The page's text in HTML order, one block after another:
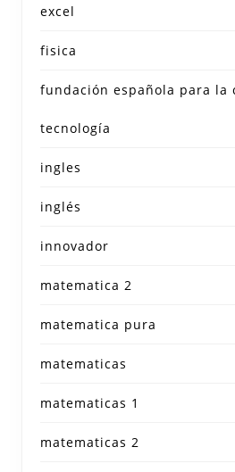
excel
fisica
fundación española para la
tecnología
ingles
inglés
innovador
matematica 2
matematica pura
matematicas
matematicas 1
matematicas 2